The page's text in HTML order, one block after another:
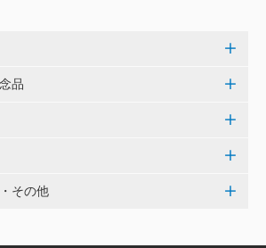
で学んだ知見を法領域に応用するとこ
されるよう祈念して、支援いたしま
タサイエンス教育支援基金>
品
その他